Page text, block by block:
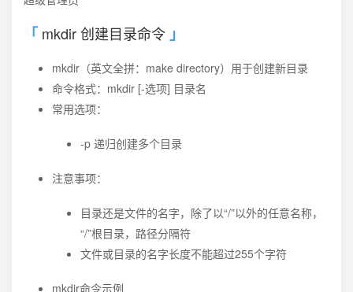
mkdir 创建目录命令
mkdir（英文全拼：make directory）用于创建新目录
命令格式：mkdir [-选项] 目录名
常用选项：
-p 递归创建多个目录
注意事项：
目录还是文件的名字，除了以“/”以外的任意名称，
“/”根目录，路径分隔符
文件或目录的名字长度不能超过255个字符
mkdir命令示例